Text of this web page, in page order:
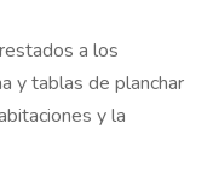
a los
y tablas de planchar
y la